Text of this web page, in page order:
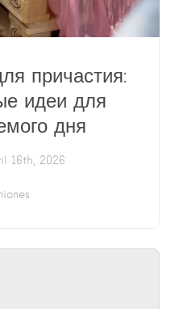
причастия:
идеи для
дня
16th, 2026